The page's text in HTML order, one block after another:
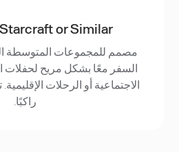
or Similar
مصمم للمجموعات المتوسطة
السفر معًا بشكل مريح لحفلات
راكبًا.